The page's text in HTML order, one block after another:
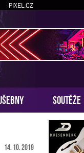
PIXEL.CZ
SOUTĚŽE
14. 10. 2019